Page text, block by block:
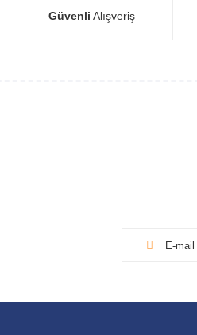
Güvenli Alışveriş